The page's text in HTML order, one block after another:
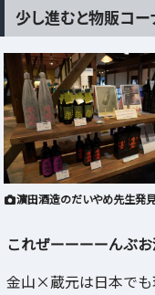
少し進むと物販コー
濵田酒造のだいやめ先生発見
これぜーーーーんぶお
金山×蔵元は日本でも